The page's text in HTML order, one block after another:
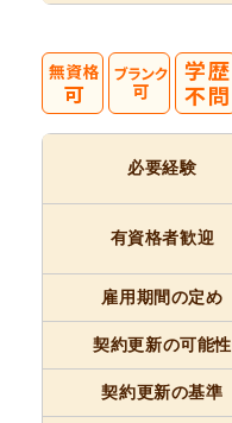
必要経験
有資格者歓迎
雇用期間の定め
契約更新の可能性
契約更新の基準